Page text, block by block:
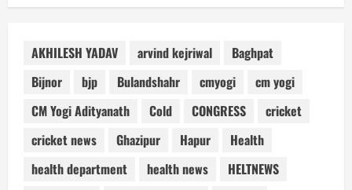
AKHILESH YADAV arvind kejriwal
Baghpat
Bijnor
bjp Bulandshahr cmyogi
cm yogi
CM Yogi Adityanath
Cold CONGRESS
cricket
cricket news
Ghazipur Hapur
Health
health department
health news
HELTNEWS